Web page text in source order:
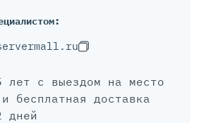
лет с выездом на место
бесплатная доставка
дней